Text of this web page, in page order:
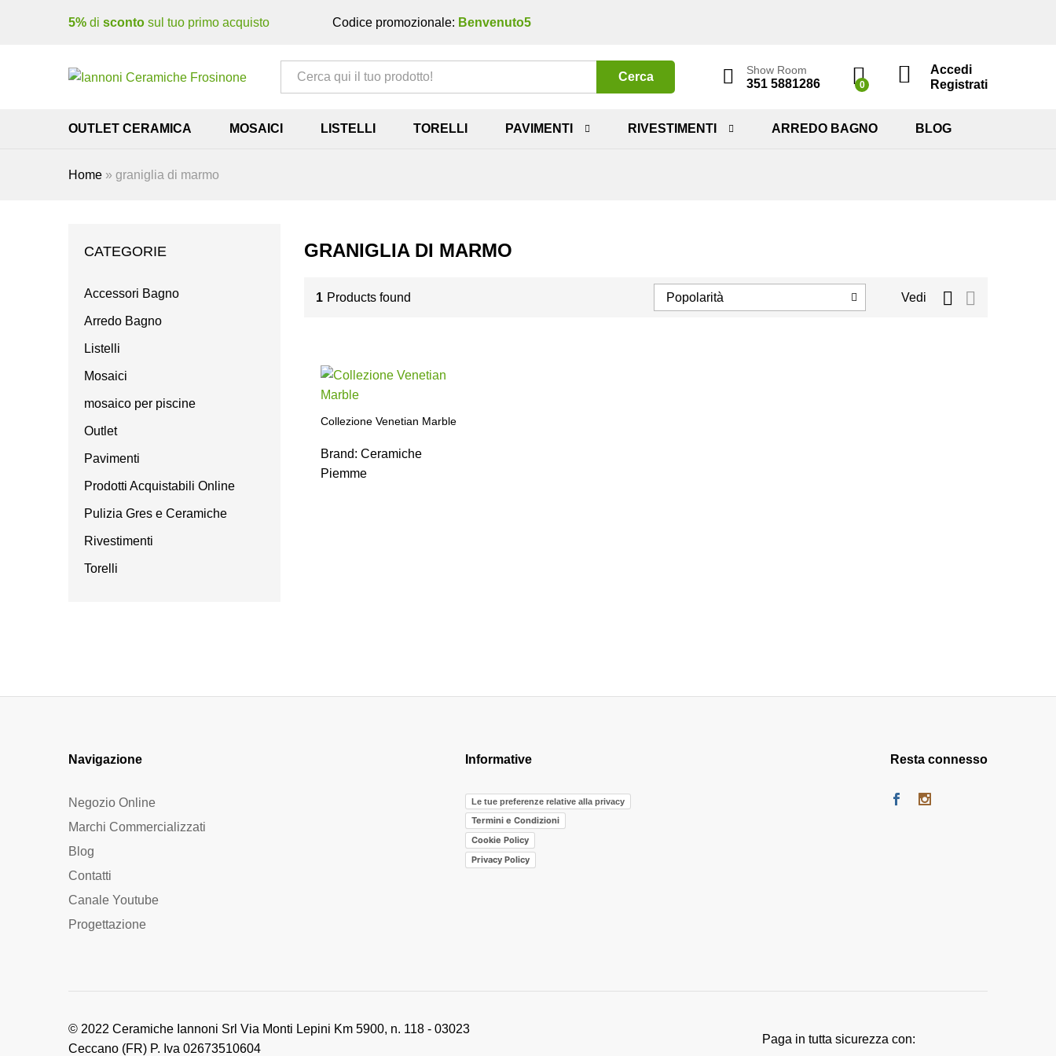
5% di sconto sul tuo primo acquisto Codice promozionale: Benvenuto5
Tutto Cerca
Show Room
351 5881286 0
Accedi
Registrati
OUTLET CERAMICA MOSAICI LISTELLI TORELLI PAVIMENTI RIVESTIMENTI ARREDO BAGNO BLOG
Home » graniglia di marmo
GRANIGLIA DI MARMO
1 Products found Vedi
Popolarità
Collezione Venetian Marble
Brand: Ceramiche
Piemme
CATEGORIE
Accessori Bagno
Arredo Bagno
Listelli
Mosaici
mosaico per piscine
Outlet
Pavimenti
Prodotti Acquistabili Online
Pulizia Gres e Ceramiche
Rivestimenti
Torelli
Navigazione
Negozio Online
Marchi Commercializzati
Blog
Contatti
Canale Youtube
Progettazione
Informative
Le tue preferenze relative alla privacy
Termini e Condizioni
Cookie Policy
Privacy Policy
Resta connesso
© 2022 Ceramiche Iannoni Srl Via Monti Lepini Km 5900, n. 118 - 03023
Ceccano (FR) P. Iva 02673510604
Paga in tutta sicurezza con: